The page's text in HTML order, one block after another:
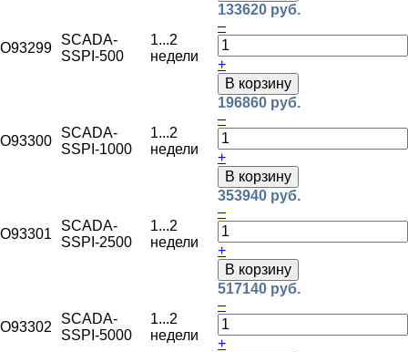
O93299
SCADA-
SSPI-500
1...2
недели
133620 руб.
–
+
В корзину
O93300
SCADA-
SSPI-1000
1...2
недели
196860 руб.
–
+
В корзину
O93301
SCADA-
SSPI-2500
1...2
недели
353940 руб.
–
+
В корзину
O93302
SCADA-
SSPI-5000
1...2
недели
517140 руб.
–
+